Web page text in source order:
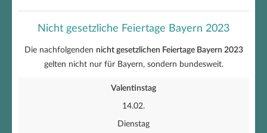
Nicht gesetzliche Feiertage Bayern 2023
Die nachfolgenden nicht gesetzlichen Feiertage Bayern 2023
gelten nicht nur für Bayern, sondern bundesweit.
Valentinstag
14.02.
Dienstag